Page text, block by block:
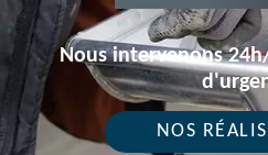
Nous intervenons
NOS